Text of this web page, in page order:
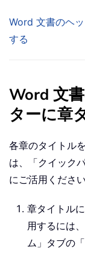
Word 文書のヘ
する
Word 文
ターに章
各章のタイトル
は、「クイック
にご活用くださ
章タイトル
用するには
ム」タブの